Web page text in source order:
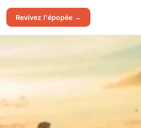
Revivez l'épopée →